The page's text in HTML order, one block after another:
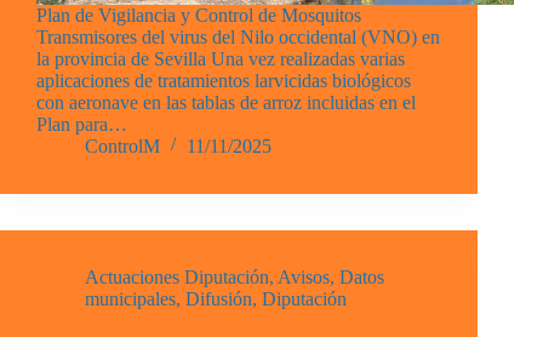
Plan de Vigilancia y Control de Mosquitos
Transmisores del virus del Nilo occidental (VNO) en
la provincia de Sevilla Una vez realizadas varias
aplicaciones de tratamientos larvicidas biológicos
con aeronave en las tablas de arroz incluidas en el
Plan para…
ControlM
11/11/2025
Actuaciones Diputación, Avisos, Datos
municipales, Difusión, Diputación